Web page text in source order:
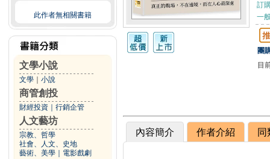
此作者無相關書籍
文學小說
文學 小說
商管創投
財經投資 行銷企管
人文藝坊
宗教、哲學
社會、人文、史地
藝術、美學
電影戲劇
訂
一
團
目
內容簡介 作者介紹 同